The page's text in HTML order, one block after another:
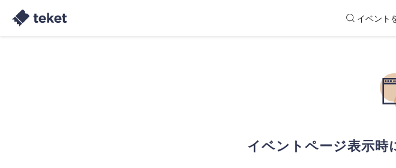
イベント
イベントページ表示時